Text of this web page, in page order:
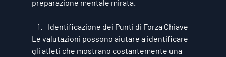
preparazione mentale mirata.
Identificazione dei Punti di Forza Chiave
Le valutazioni possono aiutare a identificare
gli atleti che mostrano costantemente una